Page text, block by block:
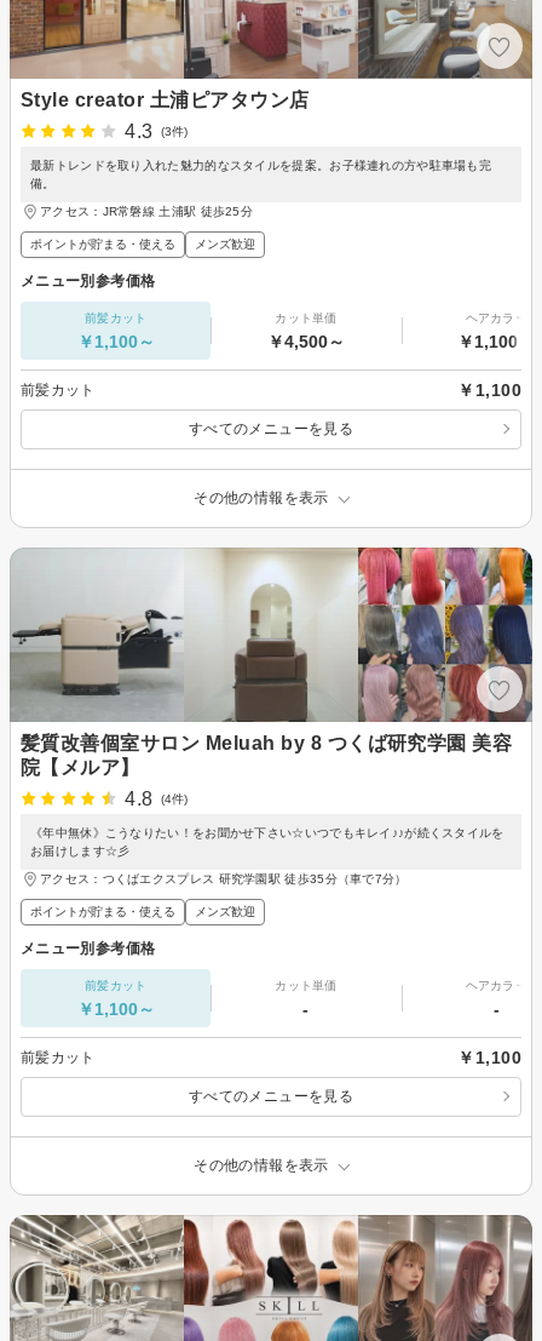
Style creator 土浦ピアタウン店
4.3
(3件)
最新トレンドを取り入れた魅力的なスタイルを提案。お子様連れの方や駐車場も完
備。
アクセス：JR常磐線 土浦駅 徒歩25分
ポイントが貯まる・使える メンズ歓迎
メニュー別参考価格
前髪カット
￥1,100～
カット単価
￥4,500～
ヘアカラー
￥1,100～
前髪カット ￥1,100
すべてのメニューを見る
その他の情報を表示
髪質改善個室サロン Meluah by 8 つくば研究学園 美容
院【メルア】
4.8
(4件)
《年中無休》こうなりたい！をお聞かせ下さい☆いつでもキレイ♪♪が続くスタイルを
お届けします☆彡
アクセス：つくばエクスプレス 研究学園駅 徒歩35分（車で7分）
ポイントが貯まる・使える メンズ歓迎
メニュー別参考価格
前髪カット
￥1,100～
カット単価
-
ヘアカラー
-
前髪カット ￥1,100
すべてのメニューを見る
その他の情報を表示